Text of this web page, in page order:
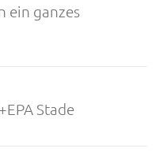
ein ganzes
Stade